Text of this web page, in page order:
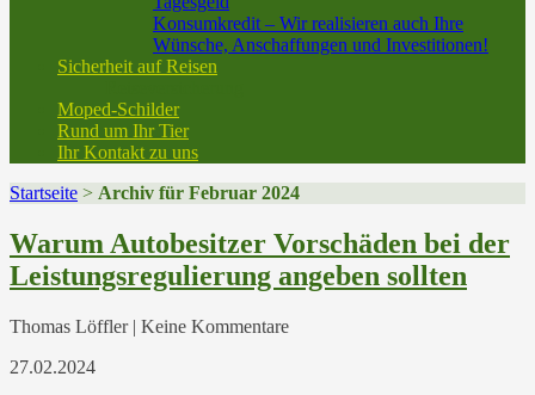
Konsumkredit – Wir realisieren auch Ihre
Wünsche, Anschaffungen und Investitionen!
Sicherheit auf Reisen
Moped-Schilder
Rund um Ihr Tier
Ihr Kontakt zu uns
Startseite > Archiv für Februar 2024
Warum Autobesitzer Vorschäden bei der
Leistungsregulierung angeben sollten
Thomas Löffler | Keine Kommentare
27.02.2024